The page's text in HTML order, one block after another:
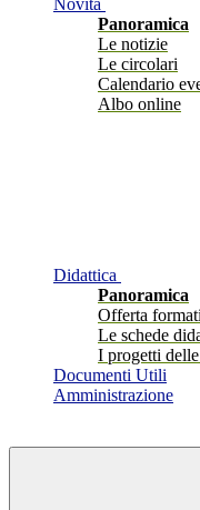
Novità
Panoramica
Le notizie
Le circolari
Calendario
Albo online
Didattica
Panoramica
Offerta
Le schede
I progetti
Documenti Utili
Amministrazione